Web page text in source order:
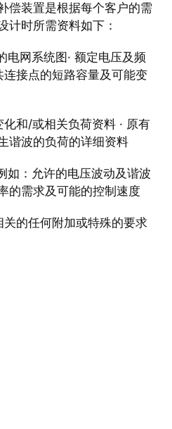
偿装置是根据每个客户的需
计时所需资料如下：
电网系统图· 额定电压及频
连接点的短路容量及可能变
化和/或相关负荷资料 · 原有
谐波的负荷的详细资料
如：允许的电压波动及谐波
的需求及可能的控制速度
关的任何附加或特殊的要求